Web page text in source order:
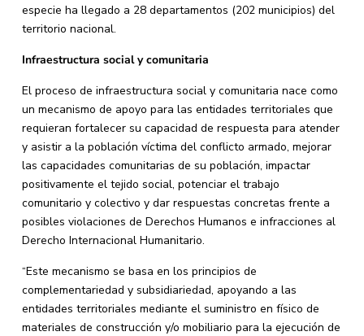
especie ha llegado a 28 departamentos (202 municipios) del
territorio nacional.
Infraestructura social y comunitaria
El proceso de infraestructura social y comunitaria nace como
un mecanismo de apoyo para las entidades territoriales que
requieran fortalecer su capacidad de respuesta para atender
y asistir a la población víctima del conflicto armado, mejorar
las capacidades comunitarias de su población, impactar
positivamente el tejido social, potenciar el trabajo
comunitario y colectivo y dar respuestas concretas frente a
posibles violaciones de Derechos Humanos e infracciones al
Derecho Internacional Humanitario.
“Este mecanismo se basa en los principios de
complementariedad y subsidiariedad, apoyando a las
entidades territoriales mediante el suministro en físico de
materiales de construcción y/o mobiliario para la ejecución de